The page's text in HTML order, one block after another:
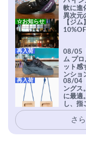
軟に進
異次元
【ジ
☆お知らせ
08/05
ム プ
ット感
ンショ
実現。
を凌駕
安心感。
再入荷
08/04
ングス
に最適
し、指
イマー
再入荷
さ